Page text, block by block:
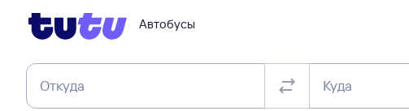
Автобусы
Откуда Куда